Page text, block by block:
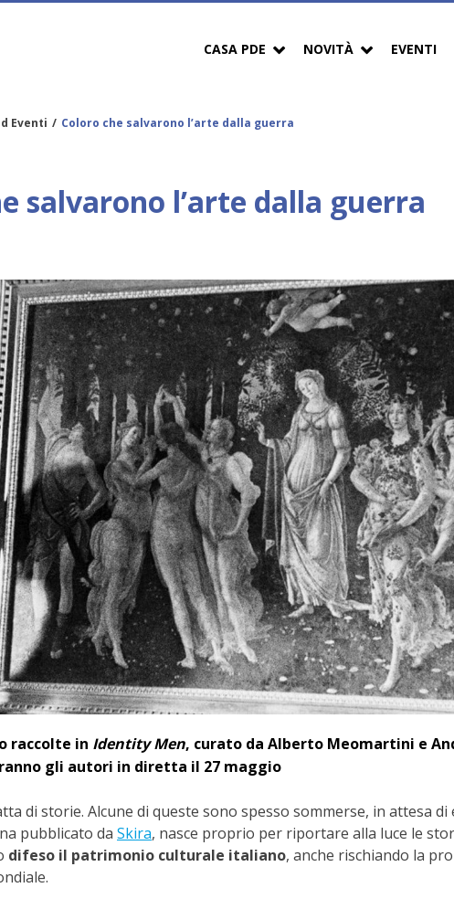
CASA PDE NOVITÀ EVENTI
Eventi / Coloro che salvarono l’arte dalla guerra
salvarono l’arte dalla guerra
raccolte in Identity Men, curato da Alberto Meomartini e
gli autori in diretta il 27 maggio
di storie. Alcune di queste sono spesso sommerse, in attesa
pubblicato da Skira, nasce proprio per riportare alla luce le
difeso il patrimonio culturale italiano, anche rischiando la